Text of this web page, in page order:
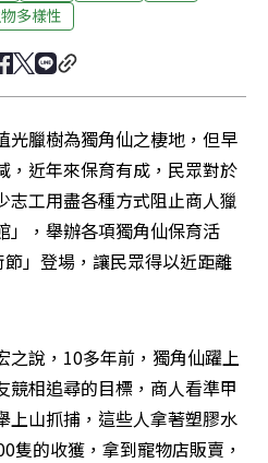
多樣性
光臘樹為獨角仙之棲地，但早
，近年來保育有成，民眾對於
志工用盡各種方式阻止商人獵
」，舉辦各項獨角仙保育活
」登場，讓民眾得以近距離
之說，10多年前，獨角仙躍上
競相追尋的目標，商人看準甲
上山抓捕，這些人拿著塑膠水
隻的收獲，拿到寵物店販賣，